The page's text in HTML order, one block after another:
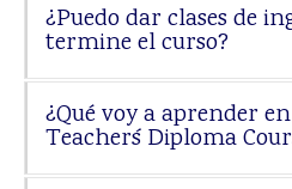
¿Puedo dar clases de
termine el curso?
¿Qué voy a aprender
Teacher´s Diploma